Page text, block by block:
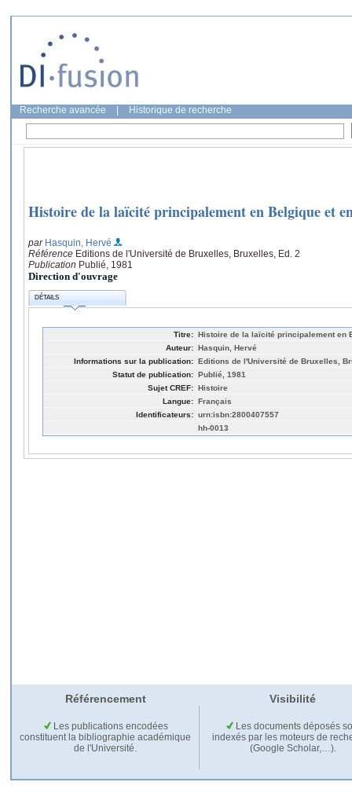
Recherche avancée Historique de recherche
Histoire de la laïcité principalement en Belgique et
par Hasquin, Hervé
Référence Editions de l'Université de Bruxelles, Bruxelles, Ed. 2
Publication Publié, 1981
Direction d'ouvrage
DÉTAILS
Titre: Histoire de la laïcité principalement en
Auteur: Hasquin, Hervé
Informations sur la publication: Editions de l'Université de Bruxelles,
Statut de publication: Publié, 1981
Sujet CREF: Histoire
Langue: Français
Identificateurs: urn:isbn:2800407557
hh-0013
Référencement Visibilité
Les publications encodées
constituent la bibliographie académique
de l'Université.
Les documents déposés
indexés par les moteurs de
(Google Scholar,…).